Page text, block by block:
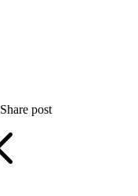
Share post